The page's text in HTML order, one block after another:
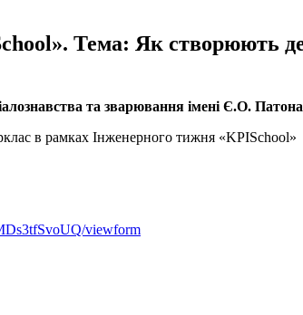
Тема: Як створюють
та зварювання імені Є.О.
в рамках Інженерного тижня «KPISchool»
viewform